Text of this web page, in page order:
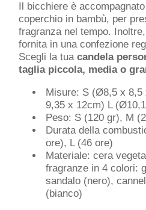
Il bicchiere è
coperchio in bambù, per
fragranza nel tempo.
fornita in una confezione
Scegli la tuacandela
taglia piccola, media o
Misure: S (Ø8,5 x
9,35 x 12cm) L
Peso: S (120 gr), M
Durata della
ore), L (46 ore)
Materiale: cera
fragranze in 4 colori:
sandalo (nero),
(bianco)